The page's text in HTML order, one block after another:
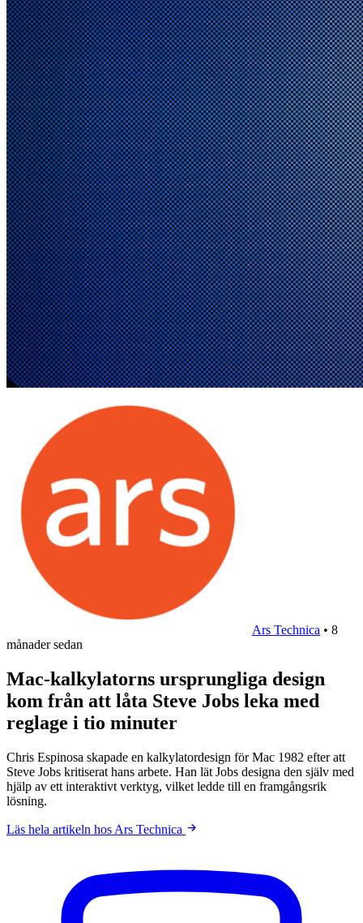
Ars Technica • 8
månader sedan
Mac-kalkylatorns ursprungliga design
kom från att låta Steve Jobs leka med
reglage i tio minuter
Chris Espinosa skapade en kalkylatordesign för Mac 1982 efter att
Steve Jobs kritiserat hans arbete. Han lät Jobs designa den själv med
hjälp av ett interaktivt verktyg, vilket ledde till en framgångsrik
lösning.
Läs hela artikeln hos Ars Technica